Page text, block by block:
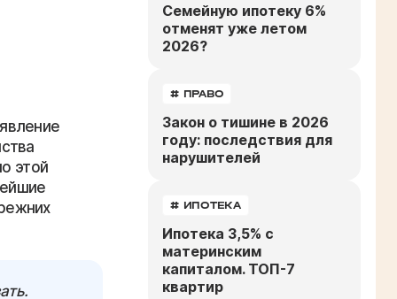
этой
Семейную ипотеку 6%
отменят уже летом
2026?
# ПРАВО
Закон о тишине в 2026
году: последствия для
нарушителей
# ИПОТЕКА
Ипотека 3,5% с
материнским
капиталом. ТОП-7
квартир